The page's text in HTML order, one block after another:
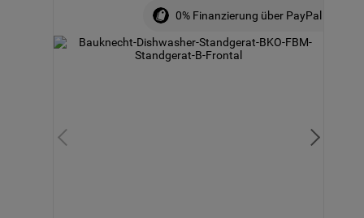
0% Finanzierung über PayPal